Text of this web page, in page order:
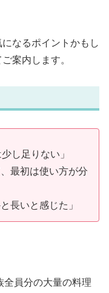
なるポイントかもし
案内します。
し足りない」
最初は使い方が分
長いと感じた」
全員分の大量の料理